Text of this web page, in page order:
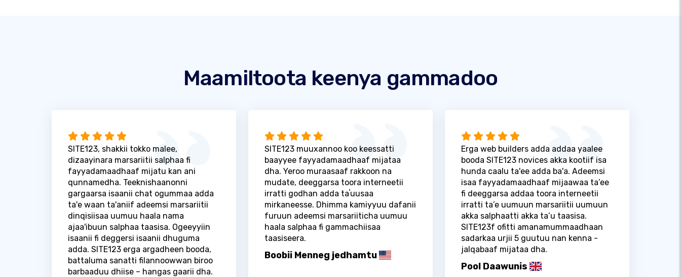
Maamiltoota keenya gammadoo
SITE123, shakkii tokko malee,
dizaayinara marsariitii salphaa fi
fayyadamaadhaaf mijatu kan ani
qunnamedha. Teeknishaanonni
gargaarsa isaanii chat ogummaa adda
ta'e waan ta'aniif adeemsi marsariitii
dinqisiisaa uumuu haala nama
ajaa'ibuun salphaa taasisa. Ogeeyyiin
isaanii fi deggersi isaanii dhuguma
adda. SITE123 erga argadheen booda,
battaluma sanatti filannoowwan biroo
barbaaduu dhiise – hangas gaarii dha.
SITE123 muuxannoo koo keessatti
baayyee fayyadamaadhaaf mijataa
dha. Yeroo muraasaaf rakkoon na
mudate, deeggarsa toora interneetii
irratti godhan adda taʼuusaa
mirkaneesse. Dhimma kamiyyuu dafanii
furuun adeemsi marsariiticha uumuu
haala salphaa fi gammachiisaa
taasiseera.
Boobii Menneg jedhamtu
Erga web builders adda addaa yaalee
booda SITE123 novices akka kootiif isa
hunda caalu ta'ee adda ba'a. Adeemsi
isaa fayyadamaadhaaf mijaawaa ta’ee
fi deeggarsa addaa toora interneetii
irratti ta’e uumuun marsariitii uumuun
akka salphaatti akka ta’u taasisa.
SITE123f ofitti amanamummaadhaan
sadarkaa urjii 5 guutuu nan kenna -
jalqabaaf mijataa dha.
Pool Daawunis